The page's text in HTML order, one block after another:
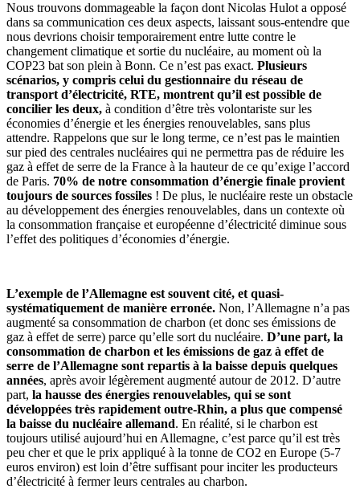
Nous trouvons dommageable la façon dont Nicolas Hulot a opposé
dans sa communication ces deux aspects, laissant sous-entendre que
nous devrions choisir temporairement entre lutte contre le
changement climatique et sortie du nucléaire, au moment où la
COP23 bat son plein à Bonn. Ce n’est pas exact. Plusieurs
scénarios, y compris celui du gestionnaire du réseau de
transport d’électricité, RTE, montrent qu’il est possible de
concilier les deux, à condition d’être très volontariste sur les
économies d’énergie et les énergies renouvelables, sans plus
attendre. Rappelons que sur le long terme, ce n’est pas le maintien
sur pied des centrales nucléaires qui ne permettra pas de réduire les
gaz à effet de serre de la France à la hauteur de ce qu’exige l’accord
de Paris. 70% de notre consommation d’énergie finale provient
toujours de sources fossiles ! De plus, le nucléaire reste un obstacle
au développement des énergies renouvelables, dans un contexte où
la consommation française et européenne d’électricité diminue sous
l’effet des politiques d’économies d’énergie.
L’exemple de l’Allemagne est souvent cité, et quasi-
systématiquement de manière erronée. Non, l’Allemagne n’a pas
augmenté sa consommation de charbon (et donc ses émissions de
gaz à effet de serre) parce qu’elle sort du nucléaire. D’une part, la
consommation de charbon et les émissions de gaz à effet de
serre de l’Allemagne sont repartis à la baisse depuis quelques
années, après avoir légèrement augmenté autour de 2012. D’autre
part, la hausse des énergies renouvelables, qui se sont
développées très rapidement outre-Rhin, a plus que compensé
la baisse du nucléaire allemand. En réalité, si le charbon est
toujours utilisé aujourd’hui en Allemagne, c’est parce qu’il est très
peu cher et que le prix appliqué à la tonne de CO2 en Europe (5-7
euros environ) est loin d’être suffisant pour inciter les producteurs
d’électricité à fermer leurs centrales au charbon.